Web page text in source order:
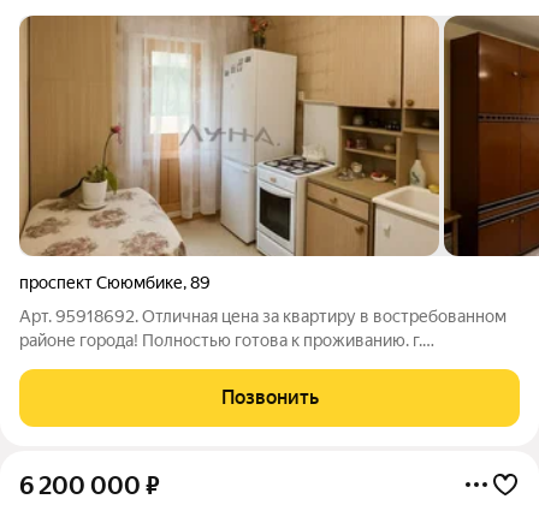
проспект Сююмбике,89
Арт. 95918692. Отличная цена за квартиру в востребованном
районе города! Полностью готова к проживанию. г.
покупателей. Не высоко, не
Позвонить
6 200 000 ₽